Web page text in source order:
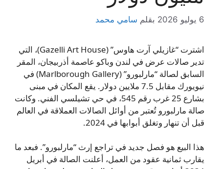
6 يوليو 2026 بقلم سامي محمد
اشترت “غازيلي آرت هاوس” (Gazelli Art House)، التي
تدير صالات عرض في لندن وباكو عاصمة أذربيجان، المقر
السابق لصالة “مارلبورو” (Marlborough Gallery) في
نيويورك مقابل 7.5 ملايين دولار. يقع المكان في مبنى
بشارع 25 غرب رقم 545، في حي تشيلسي الفني. وكانت
صالة مارلبورو تُعتبر من أوائل الصالات العملاقة في العالم
قبل أن تنهار وتغلق أبوابها في 2024.
هذا البيع هو فصل جديد في تراجع إرث “مارلبورو”. فبعد ما
يقارب ثمانية عقود من العمل، أعلنت الصالة في أبريل